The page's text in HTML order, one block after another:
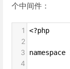
个中间件：
1 <?php
2
3
4